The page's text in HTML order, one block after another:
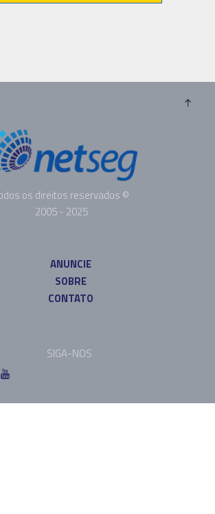
os direitos reservados ©
2005 - 2025
ANUNCIE
SOBRE
CONTATO
SIGA-NOS